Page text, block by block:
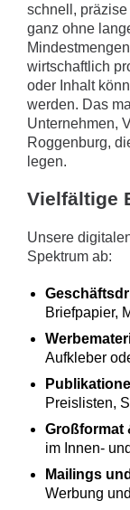
schnell,
ganz ohne
wirtschaftlich
oder Inhalt
werden. Das
Unternehmen,
Roggenburg,
legen.
Vielfältige
Unsere
Spektrum ab:
Briefpapier,
Aufkleber
Preislisten,
Großformat
im Innen-
Mailings
Werbung